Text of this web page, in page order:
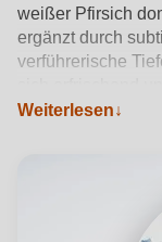
weißer Pfirsich
ergänzt durch
verführerische
einem
Weiterlesen